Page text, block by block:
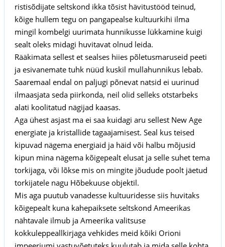
ristisõdijate seltskond ikka tõsist hävitustööd teinud,
kõige hullem tegu on pangapealse kultuurkihi ilma
mingil kombelgi uurimata hunnikusse lükkamine kuigi
sealt oleks midagi huvitavat olnud leida.
Rääkimata sellest et sealses hiies põletusmaruseid peeti
ja esivanemate tuhk nüüd kuskil mullahunnikus lebab.
Saaremaal endal on paljugi põnevat natsid ei uurinud
ilmaasjata seda piirkonda, neil olid selleks otstarbeks
alati koolitatud nägijad kaasas.
Aga ühest asjast ma ei saa kuidagi aru sellest New Age
energiate ja kristallide tagaajamisest. Seal kus teised
kipuvad nägema energiaid ja häid või halbu mõjusid
kipun mina nägema kõigepealt elusat ja selle suhet tema
torkijaga, või lõkse mis on mingite jõudude poolt jäetud
torkijatele nagu Hõbekuuse objektil.
Mis aga puutub vanadesse kultuuridesse siis huvitaks
kõigepealt kuna kahepaiksete seltskond Ameerikas
nähtavale ilmub ja Ameerika valitsuse
kokkuleppeallkirjaga vehkides meid kõiki Orioni